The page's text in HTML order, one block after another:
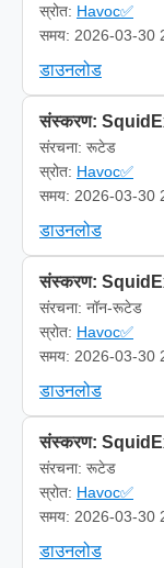
स्रोत: Havoc✅
समय: 2026-03-30
डाउनलोड
संस्करण:
संरचना: रूटेड
स्रोत: Havoc✅
समय: 2026-03-30
डाउनलोड
संस्करण:
संरचना: नॉन-रूटेड
स्रोत: Havoc✅
समय: 2026-03-30
डाउनलोड
संस्करण:
संरचना: रूटेड
स्रोत: Havoc✅
समय: 2026-03-30
डाउनलोड